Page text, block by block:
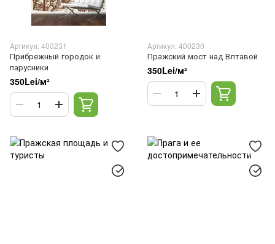
Артикул: 400231
Прибрежный городок и
парусники
350Lei/м²
Артикул: 400230
Пражский мост над Влтавой
350Lei/м²